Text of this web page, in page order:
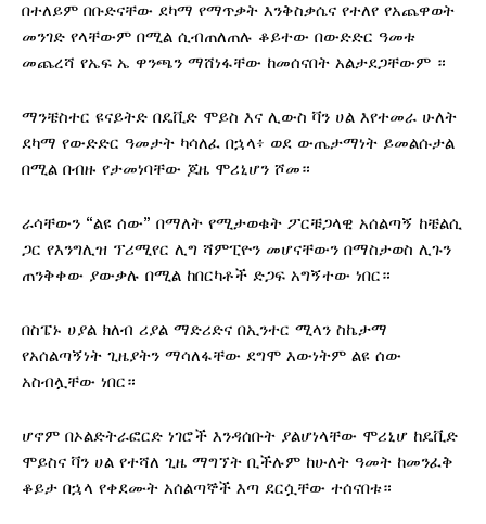
በተለይም በቡድናቸው ደካማ የማጥቃት እንቅስቃሴና የተለየ የአጨዋወት
መንገድ የላቸውም በሚል ሲብጠለጠሉ ቆይተው በውድድር ዓመቱ
መጨረሻ የኤፍ ኤ ዋንጫን ማሸነፋቸው ከመሰናበት አልታደጋቸውም ።
ማንቼስተር ዩናይትድ በዴቪድ ሞይስ እና ሊውስ ቫን ሀል እየተመራ ሁለት
ደካማ የውድድር ዓመታት ካሳለፈ በኋላ፥ ወደ ውጤታማነት ይመልሱታል
በሚል በብዙ የታመነባቸው ጆዜ ሞሪኒሆን ሾመ።
ራሳቸውን “ልዩ ሰው” በማለት የሚታወቁት ፖርቹጋላዊ አሰልጣኝ ከቼልሲ
ጋር የእንግሊዝ ፕሪሚየር ሊግ ሻምፒዮን መሆናቸውን በማስታወስ ሊጉን
ጠንቅቀው ያውቃሉ በሚል ከበርካቶች ድጋፍ አግኝተው ነበር።
በስፔኑ ሀያል ክለብ ሪያል ማድሪድና በኢንተር ሚላን ስኬታማ
የአሰልጣኝነት ጊዜያትን ማሳለፋቸው ደግሞ እውነትም ልዩ ሰው
አስብሏቸው ነበር።
ሆኖም በኦልድትራፎርድ ነገሮች እንዳሰቡት ያልሆነላቸው ሞሪኒሆ ከዴቪድ
ሞይስና ቫን ሀል የተሻለ ጊዜ ማግኘት ቢችሉም ከሁለት ዓመት ከመንፈቅ
ቆይታ በኋላ የቀደሙት አሰልጣኞች እጣ ደርሷቸው ተሰናበቱ።